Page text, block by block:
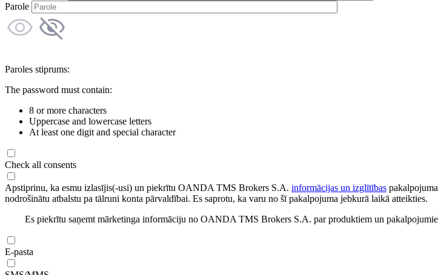
Parole
Paroles stiprums:
The password must contain:
8 or more characters
Uppercase and lowercase letters
At least one digit and special character
Check all consents
Apstiprinu, ka esmu izlasījis(-usi) un piekrītu OANDA TMS Brokers S.A. informācijas un izglītības
nodrošinātu atbalstu pa tālruni konta pārvaldībai. Es saprotu, ka varu no šī pakalpojuma jebkurā laikā atteikties.
Es piekrītu saņemt mārketinga informāciju no OANDA TMS Brokers S.A. par produktiem un
E-pasta